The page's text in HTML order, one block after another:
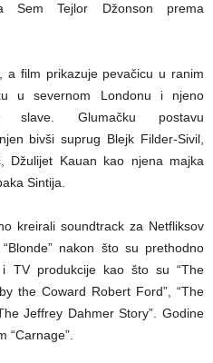
Sem Tejlor Džonson prema
a film prikazuje pevačicu u ranim
u severnom Londonu i njeno
slave. Glumačku postavu
bivši suprug Blejk Filder-Sivil,
Džulijet Kauan kao njena majka
Sintija.
kreirali soundtrack za Netfliksov
nakon što su prethodno
TV produkcije kao što su “The
the Coward Robert Ford”, “The
Jeffrey Dahmer Story”. Godine
“Carnage”.